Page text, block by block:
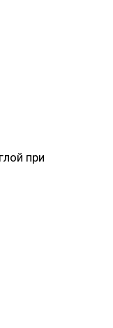
при